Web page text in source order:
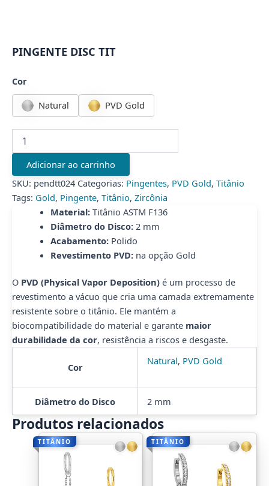
PINGENTE DISC TIT
Cor
Natural PVD Gold
DISC
TIT
quantidade
Adicionar ao carrinho
SKU: pendtt024 Categorias: Pingentes, PVD Gold, Titânio
Tags: Gold, Pingente, Titânio, Zircônia
Material:Titânio ASTM F136
Diâmetro do Disco: 2 mm
Acabamento:Polido
Revestimento PVD:na opção Gold
O PVD (Physical Vapor Deposition) é um processo de
revestimento a vácuo que cria uma camada extremamente
resistente sobre o titânio. Ele mantém a
biocompatibilidade do material e garante maior
durabilidade da cor, resistência a riscos e desgaste.
Cor
Natural, PVD Gold
Diâmetro do Disco 2 mm
Produtos relacionados
TITÂNIO TITÂNIO